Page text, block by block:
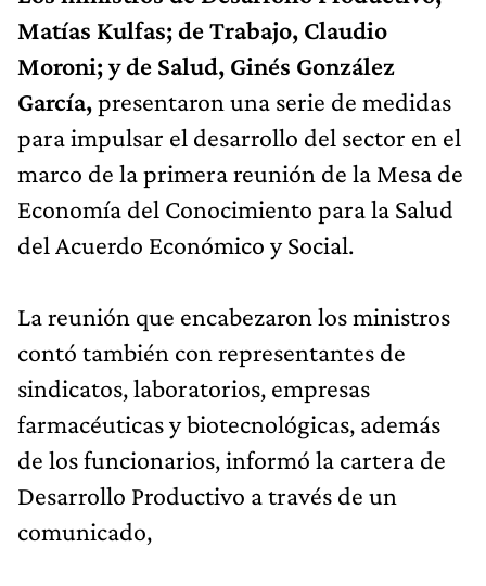
Matías Kulfas; de Trabajo, Claudio
Moroni; y de Salud, Ginés González
García,presentaron una serie de medidas
para impulsar el desarrollo del sector en el
marco de la primera reunión de la Mesa de
Economía del Conocimiento para la Salud
del Acuerdo Económico y Social.
La reunión que encabezaron los ministros
contó también con representantes de
sindicatos, laboratorios, empresas
farmacéuticas y biotecnológicas, además
de los funcionarios, informó la cartera de
Desarrollo Productivo a través de un
comunicado,